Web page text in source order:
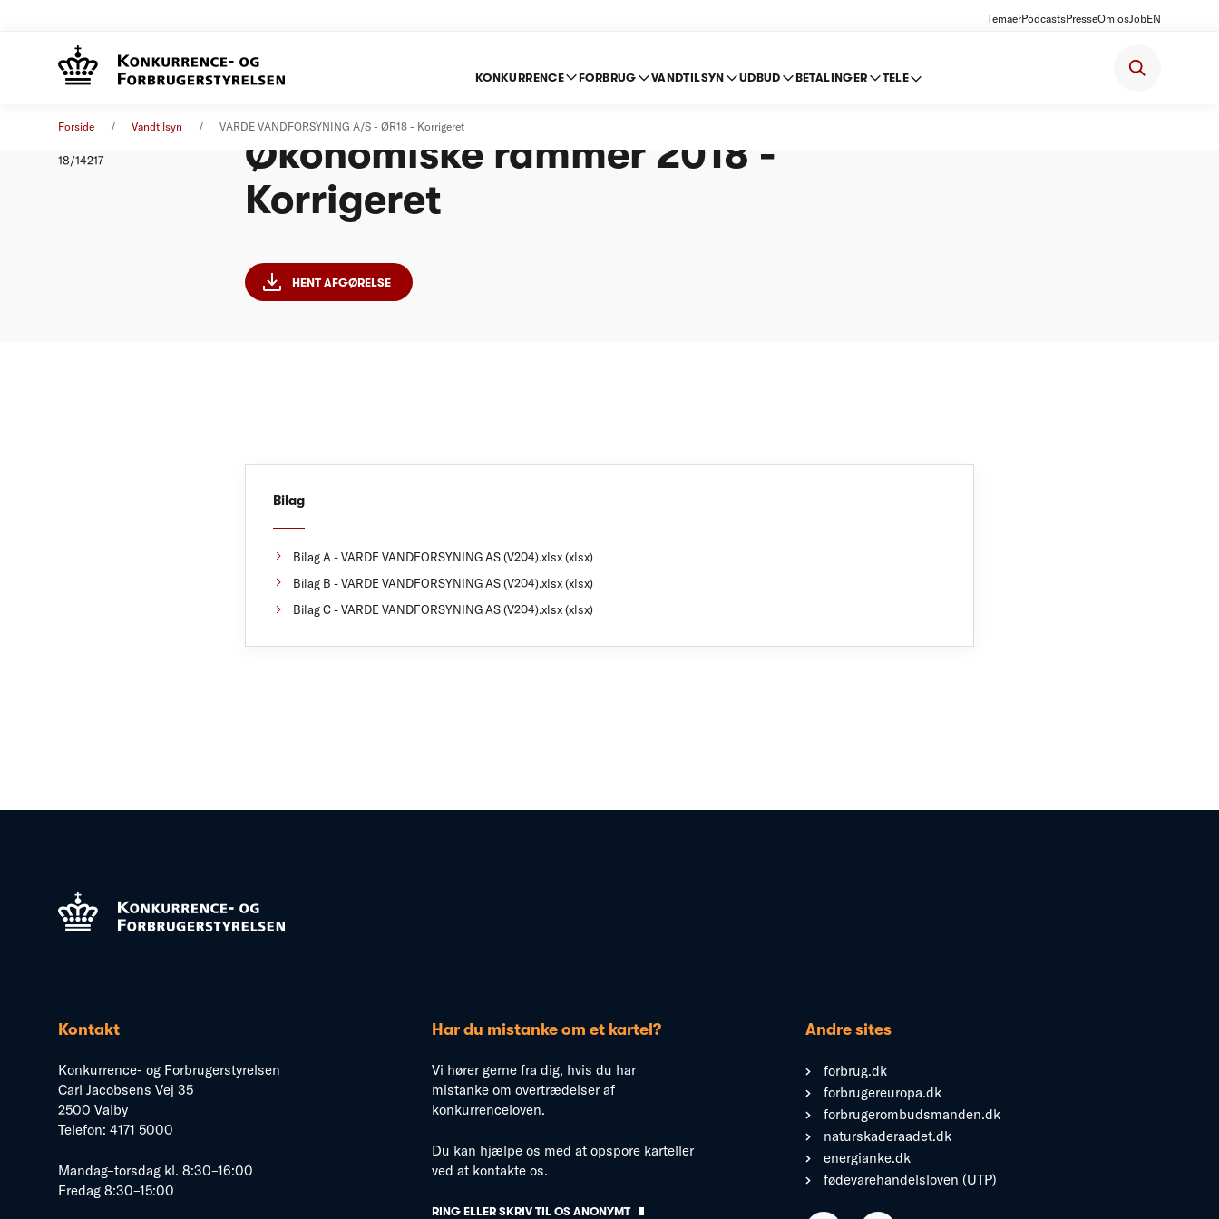
TemaerPodcastsPresseOm osJobEN
KONKURRENCE FORBRUG VANDTILSYN UDBUD BETALINGER TELE
Forside Vandtilsyn VARDE VANDFORSYNING A/S - ØR18 - Korrigeret
18/14217
Økonomiske rammer 2018 -
Korrigeret
HENT AFGØRELSE
Bilag
Bilag A - VARDE VANDFORSYNING AS (V204).xlsx (xlsx)
Bilag B - VARDE VANDFORSYNING AS (V204).xlsx (xlsx)
Bilag C - VARDE VANDFORSYNING AS (V204).xlsx (xlsx)
Kontakt
Konkurrence- og Forbrugerstyrelsen
Carl Jacobsens Vej 35
2500 Valby
Telefon: 4171 5000
Mandag–torsdag kl. 8:30–16:00
Fredag 8:30–15:00
Har du mistanke om et kartel?
Vi hører gerne fra dig, hvis du har
mistanke om overtrædelser af
konkurrenceloven.
Du kan hjælpe os med at opspore karteller
ved at kontakte os.
RING ELLER SKRIV TIL OS ANONYMT
Andre sites
forbrug.dk
forbrugereuropa.dk
forbrugerombudsmanden.dk
naturskaderaadet.dk
energianke.dk
fødevarehandelsloven (UTP)